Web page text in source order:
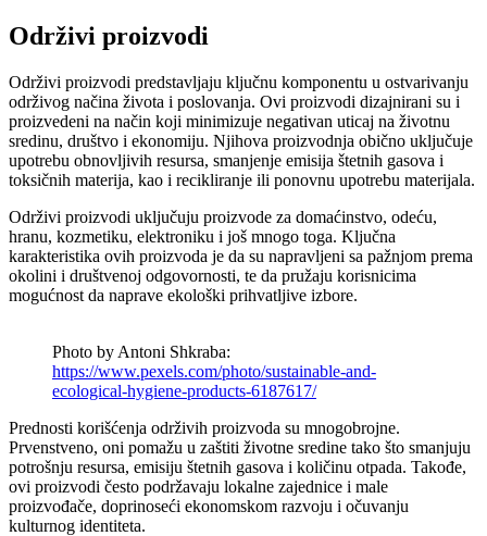
Održivi proizvodi
Održivi proizvodi predstavljaju ključnu komponentu u ostvarivanju
održivog načina života i poslovanja. Ovi proizvodi dizajnirani su i
proizvedeni na način koji minimizuje negativan uticaj na životnu
sredinu, društvo i ekonomiju. Njihova proizvodnja obično uključuje
upotrebu obnovljivih resursa, smanjenje emisija štetnih gasova i
toksičnih materija, kao i recikliranje ili ponovnu upotrebu materijala.
Održivi proizvodi uključuju proizvode za domaćinstvo, odeću,
hranu, kozmetiku, elektroniku i još mnogo toga. Ključna
karakteristika ovih proizvoda je da su napravljeni sa pažnjom prema
okolini i društvenoj odgovornosti, te da pružaju korisnicima
mogućnost da naprave ekološki prihvatljive izbore.
Photo by Antoni Shkraba:
https://www.pexels.com/photo/sustainable-and-
ecological-hygiene-products-6187617/
Prednosti korišćenja održivih proizvoda su mnogobrojne.
Prvenstveno, oni pomažu u zaštiti životne sredine tako što smanjuju
potrošnju resursa, emisiju štetnih gasova i količinu otpada. Takođe,
ovi proizvodi često podržavaju lokalne zajednice i male
proizvođače, doprinoseći ekonomskom razvoju i očuvanju
kulturnog identiteta.